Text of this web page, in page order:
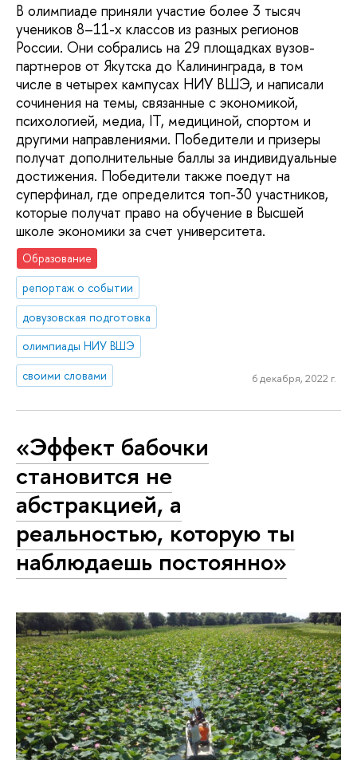
В олимпиаде приняли участие более 3 тысяч
учеников 8–11-х классов из разных регионов
России. Они собрались на 29 площадках вузов-
партнеров от Якутска до Калининграда, в том
числе в четырех кампусах НИУ ВШЭ, и написали
сочинения на темы, связанные с экономикой,
психологией, медиа, IT, медициной, спортом и
другими направлениями. Победители и призеры
получат дополнительные баллы за индивидуальные
достижения. Победители также поедут на
суперфинал, где определится топ-30 участников,
которые получат право на обучение в Высшей
школе экономики за счет университета.
Образование
репортаж о событии
довузовская подготовка
олимпиады НИУ ВШЭ
своими словами
6 декабря, 2022 г.
«Эффект бабочки
становится не
абстракцией, а
реальностью, которую ты
наблюдаешь постоянно»